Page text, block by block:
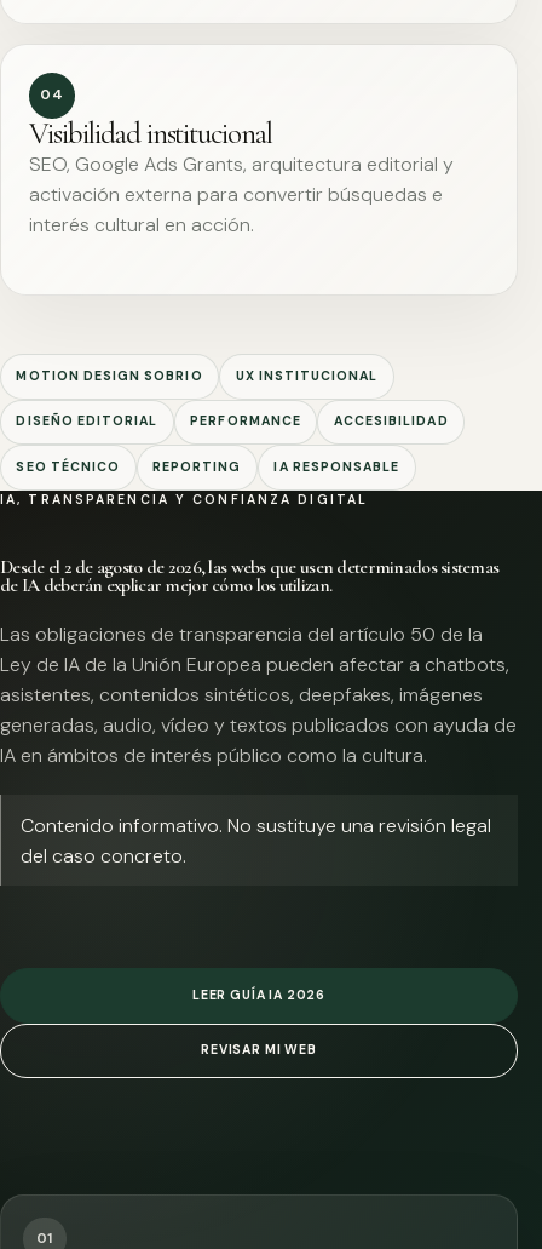
04
Visibilidad institucional
SEO, Google Ads Grants, arquitectura editorial y
activación externa para convertir búsquedas e
interés cultural en acción.
MOTION DESIGN SOBRIO UX INSTITUCIONAL
DISEÑO EDITORIAL PERFORMANCE ACCESIBILIDAD
SEO TÉCNICO REPORTING IA RESPONSABLE
IA, TRANSPARENCIA Y CONFIANZA DIGITAL
Desde el 2 de agosto de 2026, las webs que usen determinados sistemas
de IA deberán explicar mejor cómo los utilizan.
Las obligaciones de transparencia del artículo 50 de la
Ley de IA de la Unión Europea pueden afectar a chatbots,
asistentes, contenidos sintéticos, deepfakes, imágenes
generadas, audio, vídeo y textos publicados con ayuda de
IA en ámbitos de interés público como la cultura.
Contenido informativo. No sustituye una revisión legal
del caso concreto.
LEER GUÍA IA 2026
REVISAR MI WEB
01